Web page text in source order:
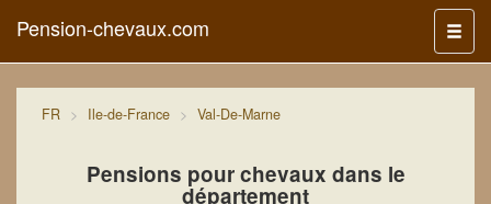
Menu
Pension-chevaux.com
FR Ile-de-France Val-De-Marne
Pensions pour chevaux dans le
département